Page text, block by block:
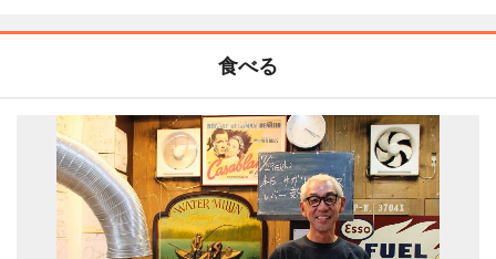
食べる